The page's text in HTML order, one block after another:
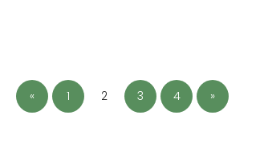
« 1 2 3 4 »